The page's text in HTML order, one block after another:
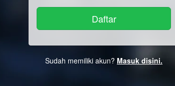
Sudah memiliki akun? Masuk disini.